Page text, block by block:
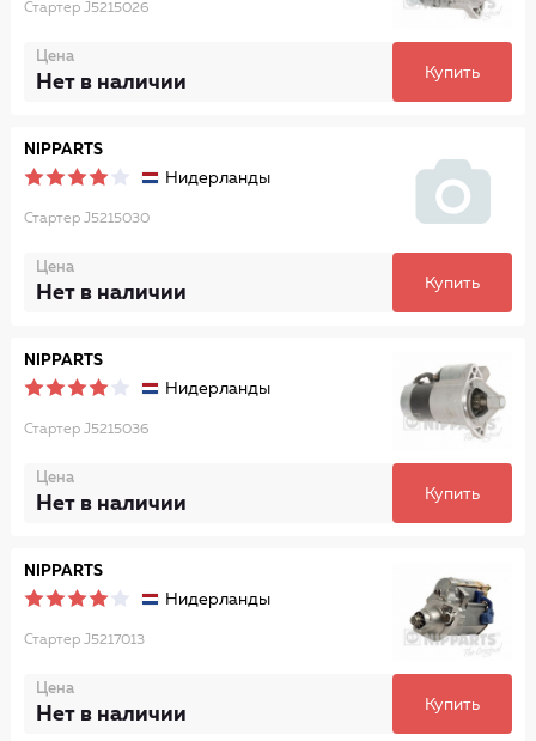
Стартер J5215026
Цена
Нет в наличии Купить
NIPPARTS
Нидерланды
Стартер J5215030
Цена
Нет в наличии Купить
NIPPARTS
Нидерланды
Стартер J5215036
Цена
Нет в наличии Купить
NIPPARTS
Нидерланды
Стартер J5217013
Цена
Нет в наличии Купить